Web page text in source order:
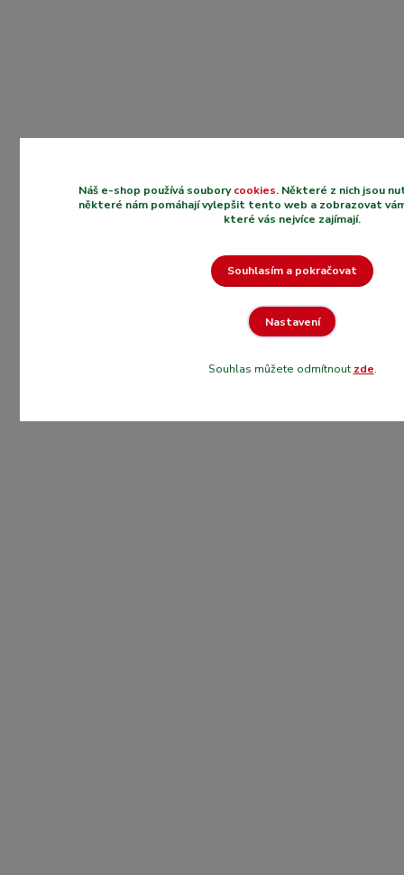
Náš e-shop používá souborycookies. Některé z nich jsou
některé nám pomáhají vylepšit tento web a zobrazovat
které vás nejvíce zajímají.
Nastavení
Souhlasím a pokračovat
Souhlas můžete odmítnout zde.